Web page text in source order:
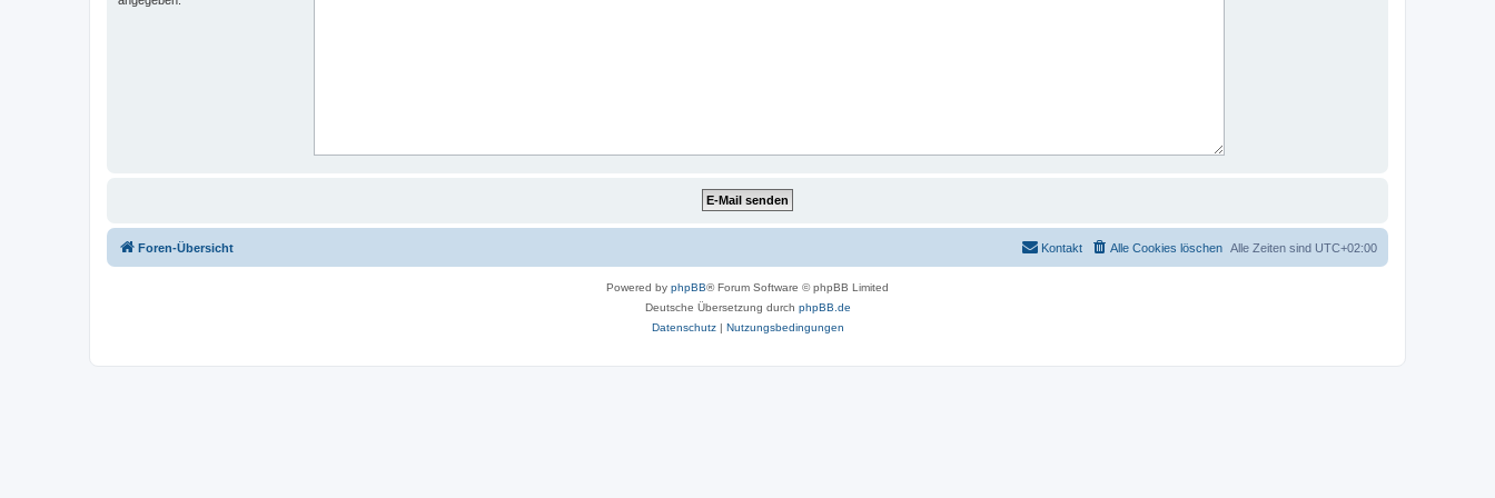
Foren-Übersicht Alle Zeiten sind UTC+02:00
Alle Cookies löschen
Kontakt
Powered by phpBB® Forum Software © phpBB Limited
Deutsche Übersetzung durch phpBB.de
Datenschutz| Nutzungsbedingungen